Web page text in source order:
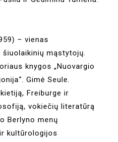
– vienas
mąstytojų.
knygos „Nuovargio
Gimė Seule.
Freiburge ir
vokiečių literatūrą
Berlyno menų
kultūrologijos